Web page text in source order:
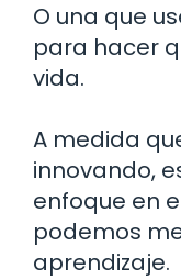
O una que
para hacer
vida.
A medida
innovando,
enfoque en
podemos
aprendizaje.